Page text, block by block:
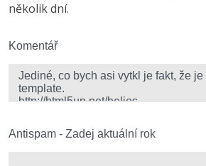
Fórum
Kybernetická bezpečnost
několik dní.
Komentář
Antispam - Zadej aktuální rok